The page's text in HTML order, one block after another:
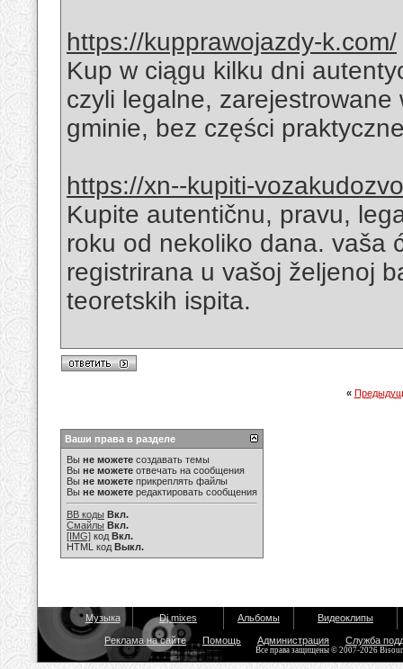
https://kupprawojazdy-k.com/
Kup w ciągu kilku dni
czyli legalne,
gminie, bez części
https://xn--kupiti-
Kupite autentičnu, pravu,
roku od nekoliko dana. vaša
registrirana u vašoj željenoj
teoretskih ispita.
«
Ваши права в разделе
Вы не можете создавать темы
Вы не можете отвечать на сообщения
Вы не можете прикреплять файлы
Вы не можете редактировать сообщения
BB коды Вкл.
Смайлы Вкл.
[IMG] код Вкл.
HTML код Выкл.
Музыка Dj mixes Альбомы Видеоклипы
Реклама на сайте Помощь Администрация Служба
Все права защищены © 2007-2026